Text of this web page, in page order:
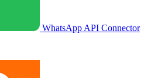
WhatsApp API Connector